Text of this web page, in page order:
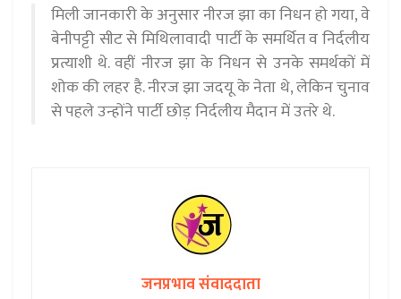
मिली जानकारी के अनुसार नीरज झा का निधन हो गया, वे
बेनीपट्टी सीट से मिथिलावादी पार्टी के समर्थित व निर्दलीय
प्रत्याशी थे. वहीं नीरज झा के निधन से उनके समर्थकों में
शोक की लहर है. नीरज झा जदयू के नेता थे, लेकिन चुनाव
से पहले उन्होंने पार्टी छोड़ निर्दलीय मैदान में उतरे थे.
जनप्रभाव संवाददाता